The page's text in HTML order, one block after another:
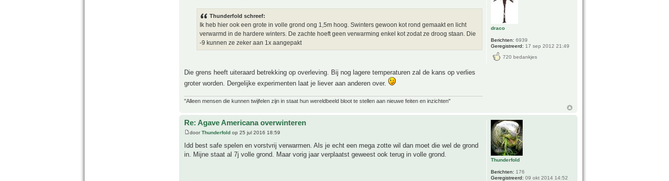
Thunderfold schreef:
Ik heb hier ook een grote in volle grond ong 1,5m hoog. Swinters gewoon kot rond gemaakt en licht
verwarmd in de hardere winters. De zachte hoeft geen verwarming enkel kot zodat ze droog staan. Die
-9 kunnen ze zeker aan 1x aangepakt
Die grens heeft uiteraard betrekking op overleving. Bij nog lagere temperaturen zal de kans op verlies
groter worden. Dergelijke experimenten laat je liever aan anderen over.
"Alleen mensen die kunnen twijfelen zijn in staat hun wereldbeeld bloot te stellen aan nieuwe feiten en inzichten"
draco
Berichten: 6939
Geregistreerd: 17 sep 2012 21:49
720 bedankjes
Re: Agave Americana overwinteren
doorThunderfold op 25 jul 2016 18:59
Idd best safe spelen en vorstvrij verwarmen. Als je echt een mega zotte wil dan moet die wel de grond
in. Mijne staat al 7j volle grond. Maar vorig jaar verplaatst geweest ook terug in volle grond.
Thunderfold
Berichten: 176
Geregistreerd: 09 okt 2014 14:52